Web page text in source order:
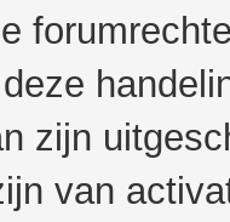
zijn
van